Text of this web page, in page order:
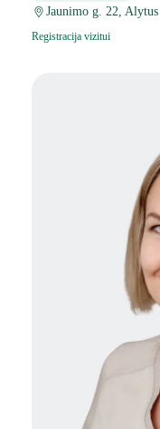
Jaunimo g. 22, Alytus
Registracija vizitui